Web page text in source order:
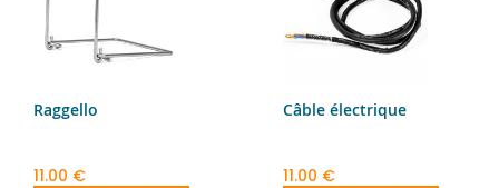
Raggello
11.00 €
Câble électrique
11.00 €